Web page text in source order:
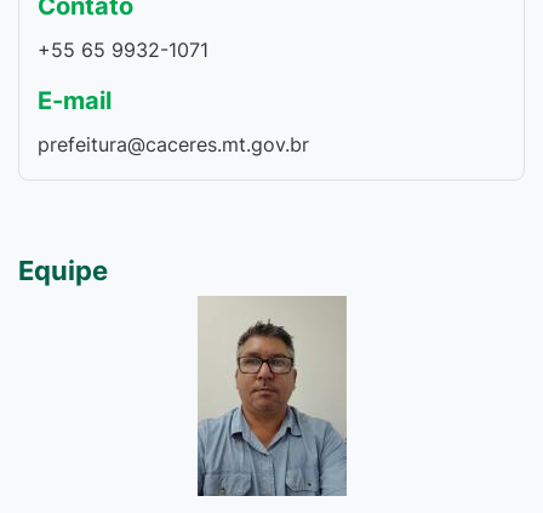
+55 65 9932-1071
E-mail
prefeitura@caceres.mt.gov.br
Equipe